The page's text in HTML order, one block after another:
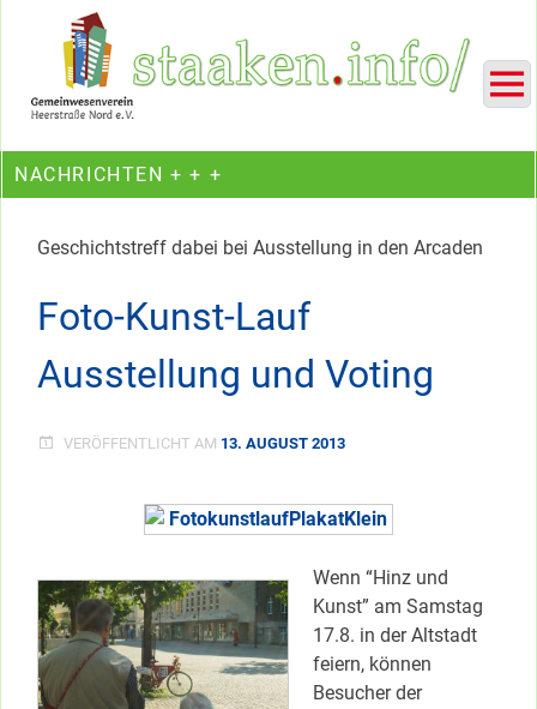
Ein Projekt des Gemeinwesenvereins Heerstraße Nord
NACHRICHTEN + + +
Geschichtstreff dabei bei Ausstellung in den Arcaden
Foto-Kunst-Lauf
Ausstellung und Voting
VERÖFFENTLICHT AM 13. AUGUST 2013
Wenn “Hinz und
Kunst” am Samstag
17.8. in der Altstadt
feiern, können
Besucher der